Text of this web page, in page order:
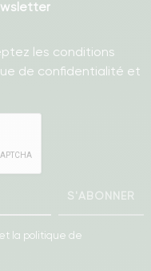
les conditions
de confidentialité et
S'ABONNER
la politique de